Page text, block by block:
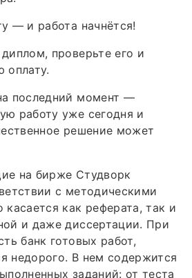
— и работа начнётся!
проверьте его и
оплату.
последний момент —
работу уже сегодня и
решение может
на бирже Студворк
с методическими
как реферата, так и
и даже диссертации. При
банк готовых работ,
недорого. В нем содержится
заданий: от теста